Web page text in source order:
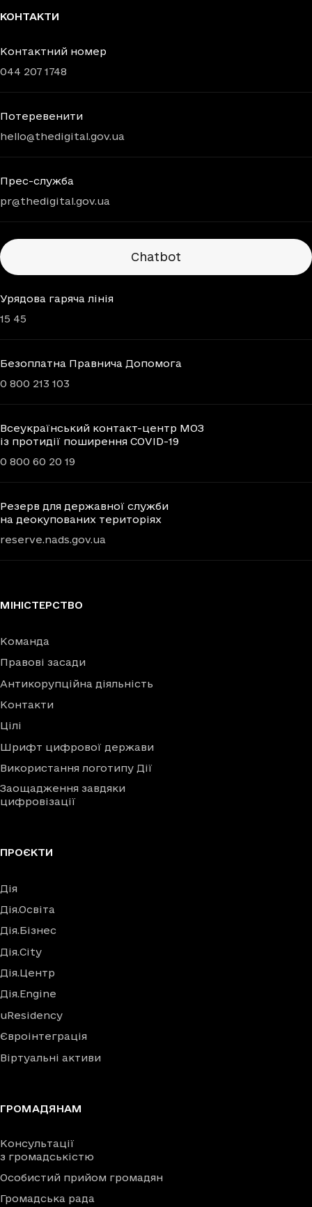
КОНТАКТИ
Контактний номер
044 207 1748
Потеревенити
hello@thedigital.gov.ua
Прес-служба
pr@thedigital.gov.ua
Chatbots
Chatbot
Урядова гаряча лінія
15 45
Безоплатна Правнича Допомога
0 800 213 103
Всеукраїнський контакт-центр МОЗ
із протидії поширення COVID-19
0 800 60 20 19
Резерв для державної служби
на деокупованих територіях
reserve.nads.gov.ua
МІНІСТЕРСТВО
Команда
Правові засади
Антикорупційна діяльність
Контакти
Цілі
Шрифт цифрової держави
Використання логотипу Дії
Заощадження завдяки
цифровізації
ПРОЄКТИ
Дія
Дія.Освіта
Дія.Бізнес
Дія.City
Дія.Центр
Дія.Engine
uResidency
Євроінтеграція
Віртуальні активи
ГРОМАДЯНАМ
Консультації
з громадськістю
Особистий прийом громадян
Громадська рада